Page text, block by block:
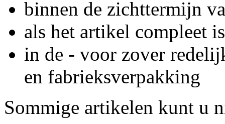
binnen de zichttermijn
als het artikel compleet is
in de - voor zover
en fabrieksverpakking
Sommige artikelen kunt u